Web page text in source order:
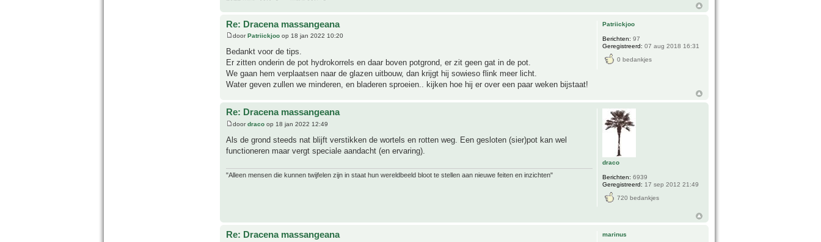
Re: Dracena massangeana
door Patriickjoo op 18 jan 2022 10:20
Bedankt voor de tips.
Er zitten onderin de pot hydrokorrels en daar boven potgrond, er zit geen gat in de pot.
We gaan hem verplaatsen naar de glazen uitbouw, dan krijgt hij sowieso flink meer licht.
Water geven zullen we minderen, en bladeren sproeien.. kijken hoe hij er over een paar weken bijstaat!
Patriickjoo
Berichten: 97
Geregistreerd: 07 aug 2018 16:31
0 bedankjes
Re: Dracena massangeana
doordraco op 18 jan 2022 12:49
Als de grond steeds nat blijft verstikken de wortels en rotten weg. Een gesloten (sier)pot kan wel
functioneren maar vergt speciale aandacht (en ervaring).
"Alleen mensen die kunnen twijfelen zijn in staat hun wereldbeeld bloot te stellen aan nieuwe feiten en inzichten"
draco
Berichten: 6939
Geregistreerd: 17 sep 2012 21:49
720 bedankjes
Re: Dracena massangeana marinus